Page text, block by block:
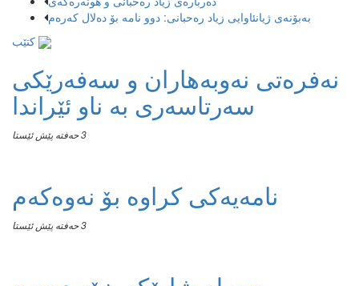
نەفرەتی نەوبەهاران و سەفەرێکی
سەرتاسەری بە ناو ئێراندا
3 حەفتە پێش ئێستا
نامەیەکی کراوە بۆ نەوەکەم
3 حەفتە پێش ئێستا